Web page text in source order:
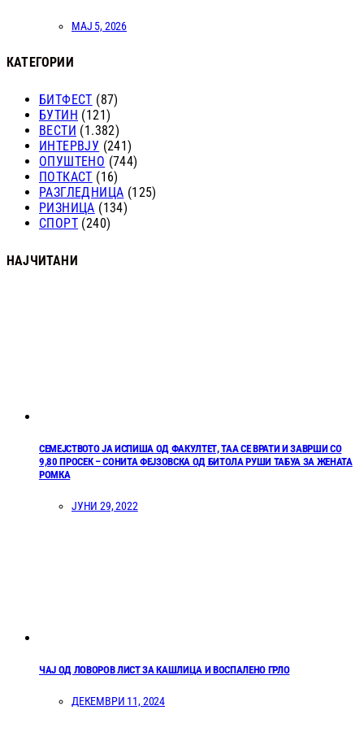
МАЈ 5, 2026
КАТЕГОРИИ
БИТФЕСТ (87)
БУТИН (121)
ВЕСТИ (1.382)
ИНТЕРВЈУ (241)
ОПУШТЕНО (744)
ПОТКАСТ (16)
РАЗГЛЕДНИЦА (125)
РИЗНИЦА (134)
СПОРТ (240)
НАЈЧИТАНИ
СЕМЕЈСТВОТО ЈА ИСПИША ОД ФАКУЛТЕТ, ТАА СЕ ВРАТИ И ЗАВРШИ СО
9,80 ПРОСЕК – СОНИТА ФЕЈЗОВСКА ОД БИТОЛА РУШИ ТАБУА ЗА ЖЕНАТА
РОМКА
ЈУНИ 29, 2022
ЧАЈ ОД ЛОВОРОВ ЛИСТ ЗА КАШЛИЦА И ВОСПАЛЕНО ГРЛО
ДЕКЕМВРИ 11, 2024